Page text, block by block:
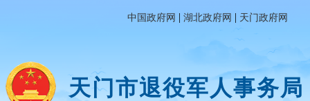
中国政府网 | 湖北政府网 | 天门政府网
天门市退役军人事务局